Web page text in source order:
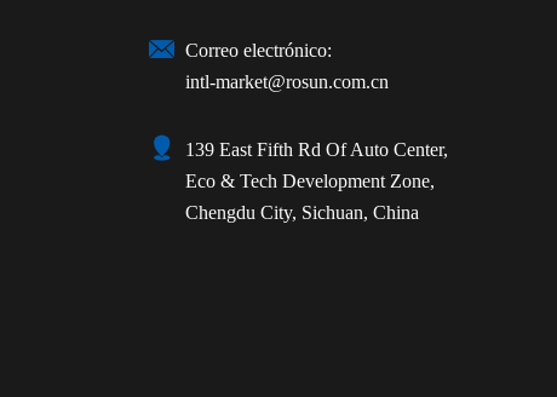
 Correo electrónico:
intl-market@rosun.com.cn

139 East Fifth Rd Of Auto Center,
Eco & Tech Development Zone,
Chengdu City, Sichuan, China